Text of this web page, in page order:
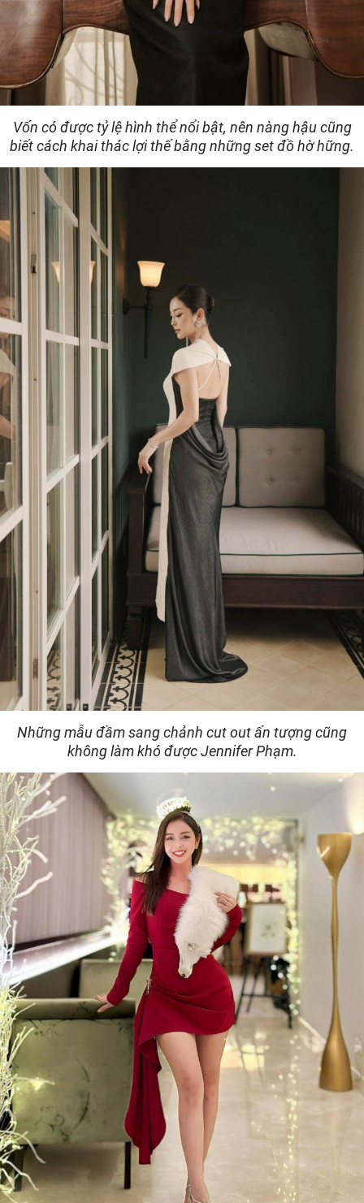
Vốn có được tỷ lệ hình thể nổi bật, nên nàng hậu cũng
biết cách khai thác lợi thế bằng những set đồ hờ hững.
Những mẫu đầm sang chảnh cut out ấn tượng cũng
không làm khó được Jennifer Phạm.